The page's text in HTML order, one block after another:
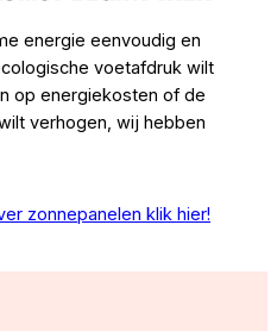
energie eenvoudig en
voetafdruk wilt
op energiekosten of de
verhogen, wij hebben
zonnepanelen klik hier!